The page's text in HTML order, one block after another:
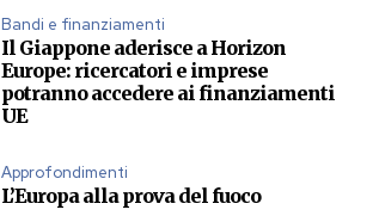
Bandi e finanziamenti
Il Giappone aderisce a Horizon
Europe: ricercatori e imprese
potranno accedere ai finanziamenti
UE
Approfondimenti
L’Europa alla prova del fuoco